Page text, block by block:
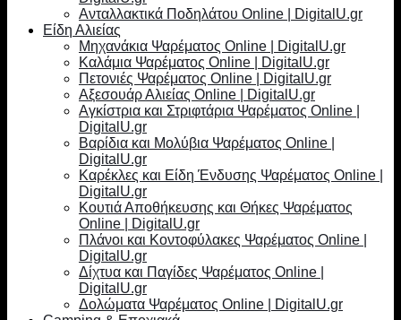
Ανταλλακτικά Ποδηλάτου Online | DigitalU.gr
Είδη Αλιείας
Μηχανάκια Ψαρέματος Online | DigitalU.gr
Καλάμια Ψαρέματος Online | DigitalU.gr
Πετονιές Ψαρέματος Online | DigitalU.gr
Αξεσουάρ Αλιείας Online | DigitalU.gr
Αγκίστρια και Στριφτάρια Ψαρέματος Online |
DigitalU.gr
Βαρίδια και Μολύβια Ψαρέματος Online |
DigitalU.gr
Καρέκλες και Είδη Ένδυσης Ψαρέματος Online |
DigitalU.gr
Κουτιά Αποθήκευσης και Θήκες Ψαρέματος
Online | DigitalU.gr
Πλάνοι και Κοντοφύλακες Ψαρέματος Online |
DigitalU.gr
Δίχτυα και Παγίδες Ψαρέματος Online |
DigitalU.gr
Δολώματα Ψαρέματος Online | DigitalU.gr